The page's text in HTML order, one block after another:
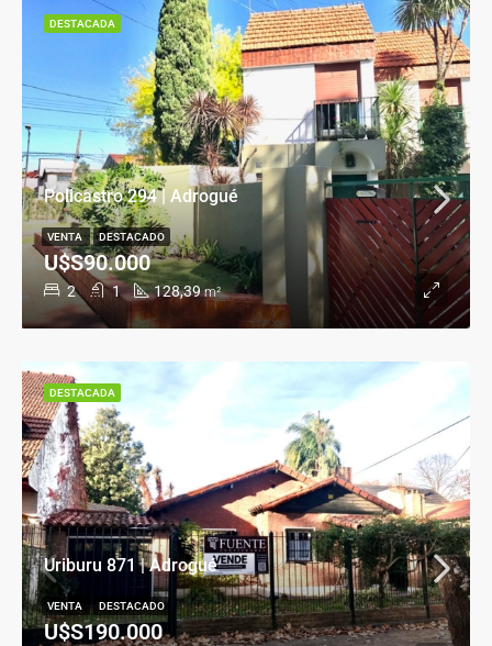
Policastro 294 | Adrogué
2 1 128,39 m²
U$S90.000
VENTA DESTACADO
DESTACADA
Uriburu 871 | Adrogué
U$S190.000
VENTA DESTACADO
DESTACADA